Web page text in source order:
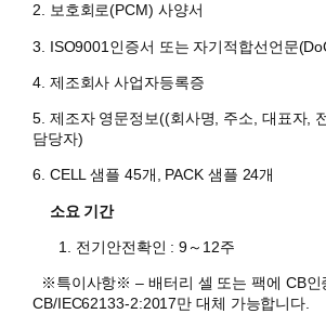
2. 보호회로(PCM) 사양서
3. ISO9001인증서 또는 자기적합선언문
4. 제조회사 사업자등록증
5. 제조자 영문정보((회사명, 주소, 대표자,
담당자)
6. CELL 샘플 45개, PACK 샘플 24개
소요 기간
전기안전확인 : 9～12주
※특이사항※ – 배터리 셀 또는 팩에 CB인
CB/IEC62133-2:2017만 대체 가능합니다.